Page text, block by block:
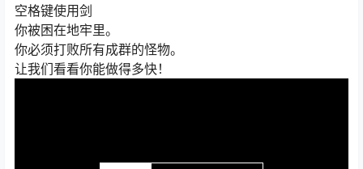
空格键使用剑
你被困在地牢里。
你必须打败所有成群的怪物。
让我们看看你能做得多快！